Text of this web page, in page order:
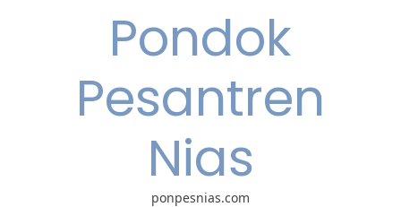
Pondok
Pesantren
Nias
ponpesnias.com